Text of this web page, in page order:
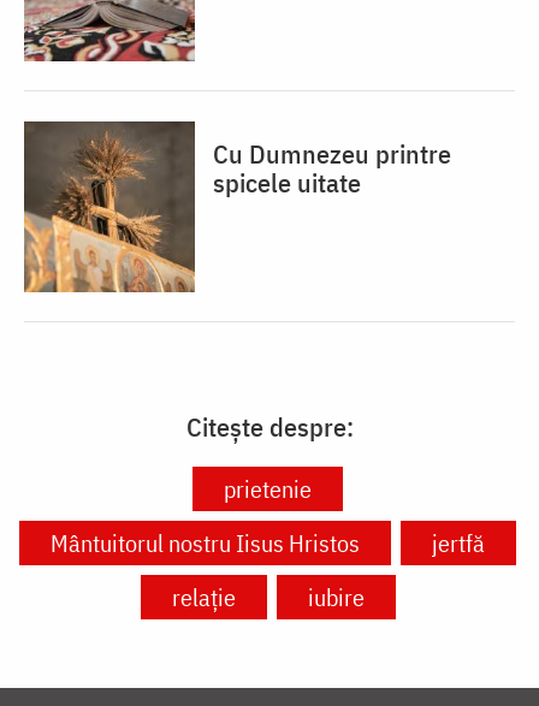
Cu Dumnezeu printre
spicele uitate
Citește despre:
prietenie
Mântuitorul nostru Iisus Hristos
jertfă
relație
iubire